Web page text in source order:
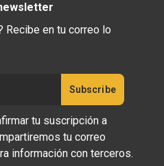
Recibe en tu correo lo
tu suscripción a
tu correo
información con terceros.